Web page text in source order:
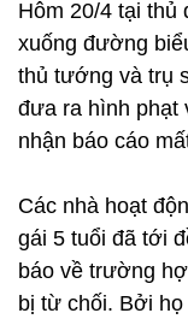
Hôm 20/4 tại thủ
xuống đường
thủ tướng và trụ
đưa ra hình phạt
nhận báo cáo
Các nhà hoạt
gái 5 tuổi đã tới
báo về trường
bị từ chối. Bởi